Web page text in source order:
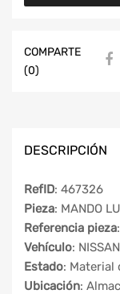
COMPARTE
(0)
DESCRIPCIÓN
RefID: 467326
Pieza: MANDO
Referencia pieza
Vehículo:
Estado: Material
Ubicación: